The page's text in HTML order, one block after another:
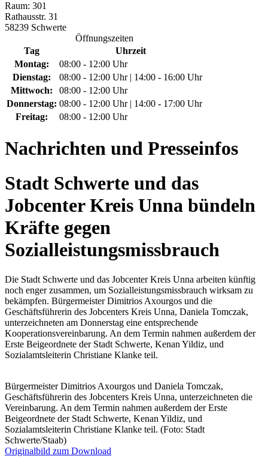
Raum: 301
Rathausstr. 31
58239 Schwerte
Öffnungszeiten
Tag
Uhrzeit
Montag:
08:00 - 12:00 Uhr
Dienstag:
08:00 - 12:00 Uhr | 14:00 - 16:00 Uhr
Mittwoch:
08:00 - 12:00 Uhr
Donnerstag: 08:00 - 12:00 Uhr | 14:00 - 17:00 Uhr
Freitag:
08:00 - 12:00 Uhr
Nachrichten und Presseinfos
Stadt Schwerte und das
Jobcenter Kreis Unna bündeln
Kräfte gegen
Sozialleistungsmissbrauch
Die Stadt Schwerte und das Jobcenter Kreis Unna arbeiten künftig
noch enger zusammen, um Sozialleistungsmissbrauch wirksam zu
bekämpfen. Bürgermeister Dimitrios Axourgos und die
Geschäftsführerin des Jobcenters Kreis Unna, Daniela Tomczak,
unterzeichneten am Donnerstag eine entsprechende
Kooperationsvereinbarung. An dem Termin nahmen außerdem der
Erste Beigeordnete der Stadt Schwerte, Kenan Yildiz, und
Sozialamtsleiterin Christiane Klanke teil.
Bürgermeister Dimitrios Axourgos und Daniela Tomczak,
Geschäftsführerin des Jobcenters Kreis Unna, unterzeichneten die
Vereinbarung. An dem Termin nahmen außerdem der Erste
Beigeordnete der Stadt Schwerte, Kenan Yildiz, und
Sozialamtsleiterin Christiane Klanke teil. (Foto: Stadt
Schwerte/Staab)
Originalbild zum Download